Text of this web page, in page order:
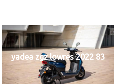
yadea zgz lowres 2022 83